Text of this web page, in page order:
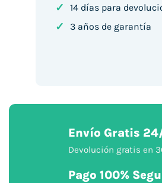
✓ 14 días para
✓ 3 años de garantía
Envío Gratis
Devolución gratis en
Pago 100%